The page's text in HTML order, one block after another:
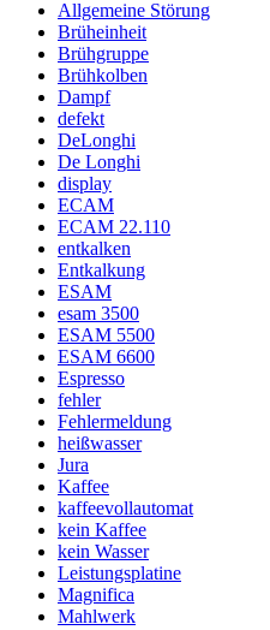
Allgemeine Störung
Brüheinheit
Brühgruppe
Brühkolben
Dampf
defekt
DeLonghi
De Longhi
display
ECAM
ECAM 22.110
entkalken
Entkalkung
ESAM
esam 3500
ESAM 5500
ESAM 6600
Espresso
fehler
Fehlermeldung
heißwasser
Jura
Kaffee
kaffeevollautomat
kein Kaffee
kein Wasser
Leistungsplatine
Magnifica
Mahlwerk